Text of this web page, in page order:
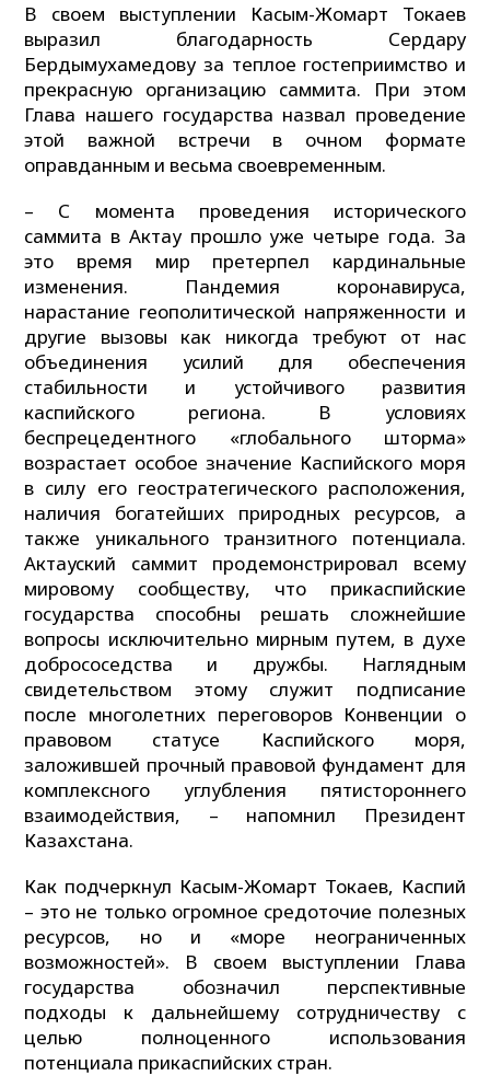
В своем выступлении Касым-Жомарт Токаев
выразил благодарность Сердару
Бердымухамедову за теплое гостеприимство и
прекрасную организацию саммита. При этом
Глава нашего государства назвал проведение
этой важной встречи в очном формате
оправданным и весьма своевременным.
– С момента проведения исторического
саммита в Актау прошло уже четыре года. За
это время мир претерпел кардинальные
изменения. Пандемия коронавируса,
нарастание геополитической напряженности и
другие вызовы как никогда требуют от нас
объединения усилий для обеспечения
стабильности и устойчивого развития
каспийского региона. В условиях
беспрецедентного «глобального шторма»
возрастает особое значение Каспийского моря
в силу его геостратегического расположения,
наличия богатейших природных ресурсов, а
также уникального транзитного потенциала.
Актауский саммит продемонстрировал всему
мировому сообществу, что прикаспийские
государства способны решать сложнейшие
вопросы исключительно мирным путем, в духе
добрососедства и дружбы. Наглядным
свидетельством этому служит подписание
после многолетних переговоров Конвенции о
правовом статусе Каспийского моря,
заложившей прочный правовой фундамент для
комплексного углубления пятистороннего
взаимодействия, – напомнил Президент
Казахстана.
Как подчеркнул Касым-Жомарт Токаев, Каспий
– это не только огромное средоточие полезных
ресурсов, но и «море неограниченных
возможностей». В своем выступлении Глава
государства обозначил перспективные
подходы к дальнейшему сотрудничеству с
целью полноценного использования
потенциала прикаспийских стран.